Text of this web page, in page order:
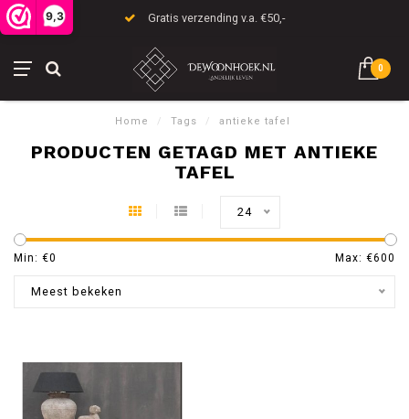
9,3 Gratis verzending v.a. €50,-
0
Home / Tags / antieke tafel
PRODUCTEN GETAGD MET ANTIEKE
TAFEL
24
Min: €0 Max: €600
Meest bekeken